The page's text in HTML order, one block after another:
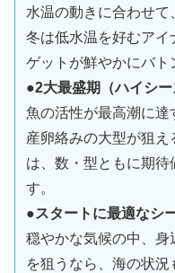
水温の動きに合わせて
冬は低水温を好むアイ
ゲットが鮮やかにバト
●2大最盛期（ハイシー
魚の活性が最高潮に達
産卵絡みの大型が狙え
は、数・型ともに期
す。
●スタートに最適なシ
穏やかな気候の中、
を狙うなら、海の状況